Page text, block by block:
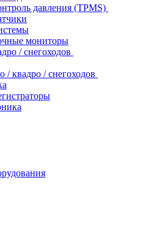
давления (TPMS)
мониторы
/ снегоходов
/ квадро / снегоходов